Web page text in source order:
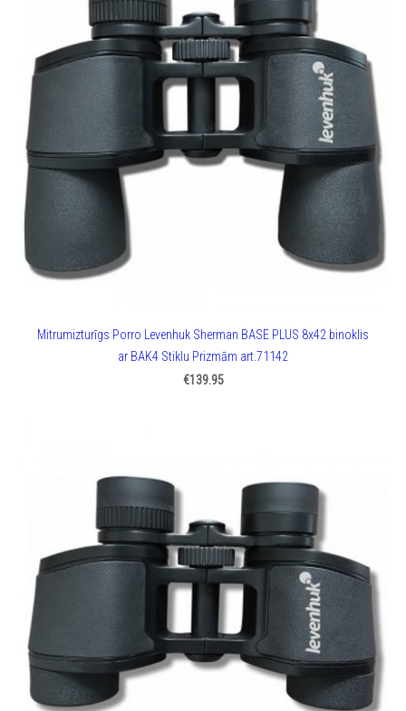
Mitrumizturīgs Porro Levenhuk Sherman BASE PLUS 8x42 binoklis
ar BAK4 Stiklu Prizmām art.71142
€139.95